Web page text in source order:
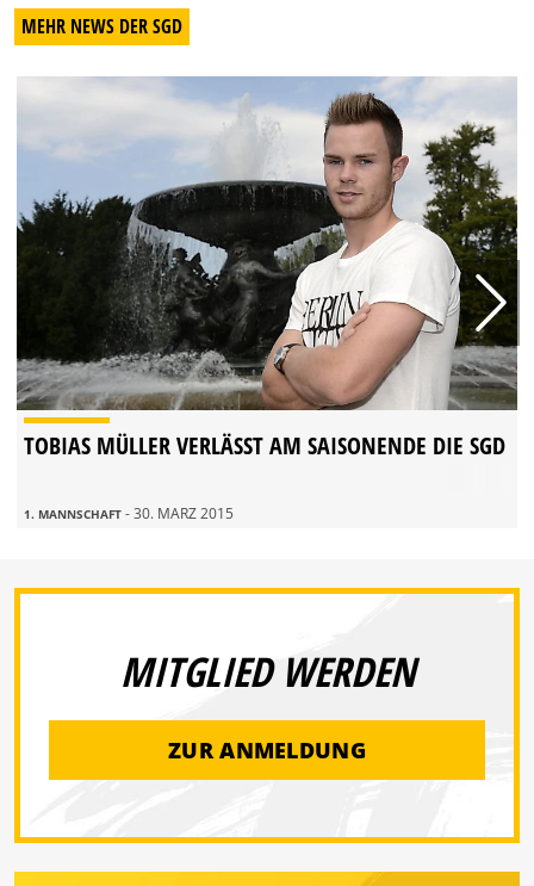
MEHR NEWS DER SGD
TOBIAS MÜLLER VERLÄSST AM SAISONENDE DIE SGD
1. MANNSCHAFT - 30. MÄRZ 2015
MITGLIED WERDEN
ZUR ANMELDUNG